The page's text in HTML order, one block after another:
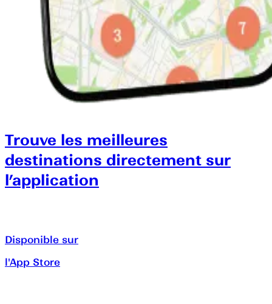
Trouve les meilleures
destinations directement sur
l’application
Disponible sur
l'App Store